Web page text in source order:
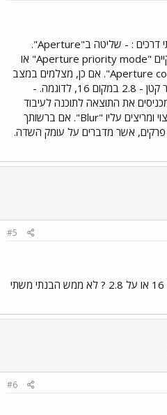
שלום אפשר להשיג זאת בשתי דרכים : - שליטה ב"Aperture".
תסתכל האם למצלמה שלך קיים "Aperture priority mode" או
במילים אחרות "Aperture control mode". אם כן, מצלמים במצב
כזה עם Aperture כמה שיותר קטן - 2.8 במקום 16, לדוגמה. -
את התוצאה לתוכנה לעיבוד
תמונות, בוחרים את החלק הרצוי ומריצים עליו "Blur". אם ברשותך
אשר מדברים על עומק השדה.
#5
אז הצמצם צריך להיות על 16 או על 2.8 ? לא ממש הבנתי משתי
#6